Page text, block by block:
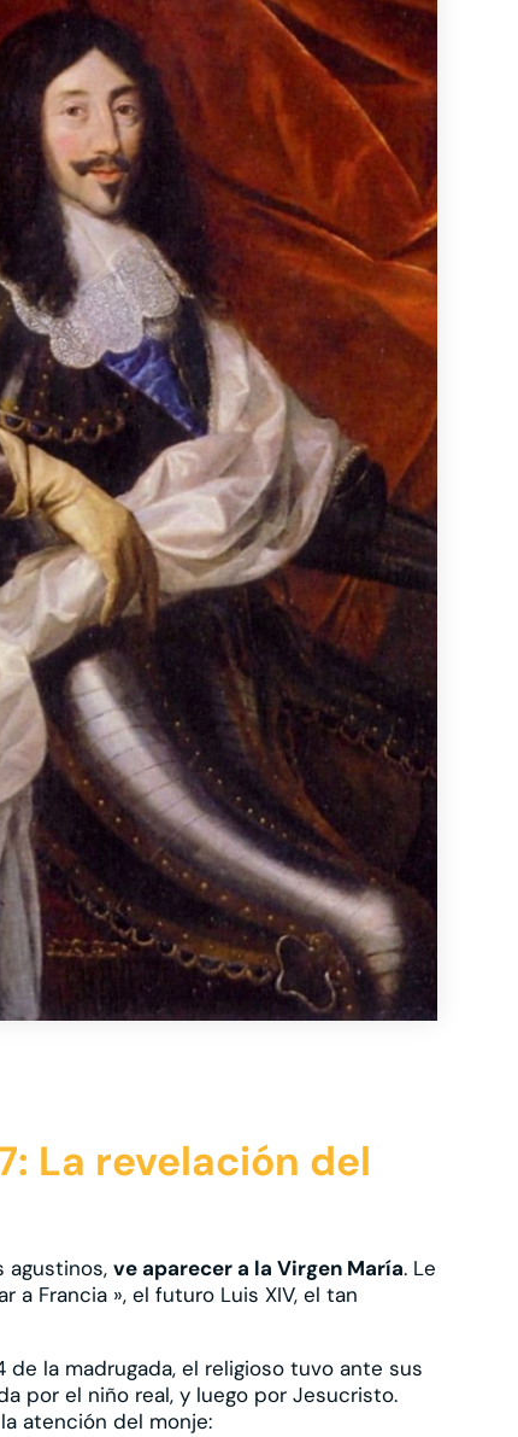
La revelación del
agustinos,ve aparecer a la Virgen María. Le
a Francia », el futuro Luis XIV, el tan
de la madrugada, el religioso tuvo ante sus
por el niño real, y luego por Jesucristo.
atención del monje: